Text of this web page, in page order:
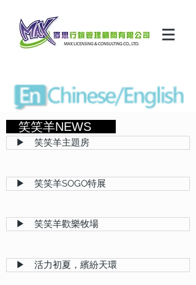
笑笑羊NEWS
▶ 笑笑羊主題房
▶ 笑笑羊SOGO特展
▶ 笑笑羊歡樂牧場
▶ 活力初夏，繽紛天環